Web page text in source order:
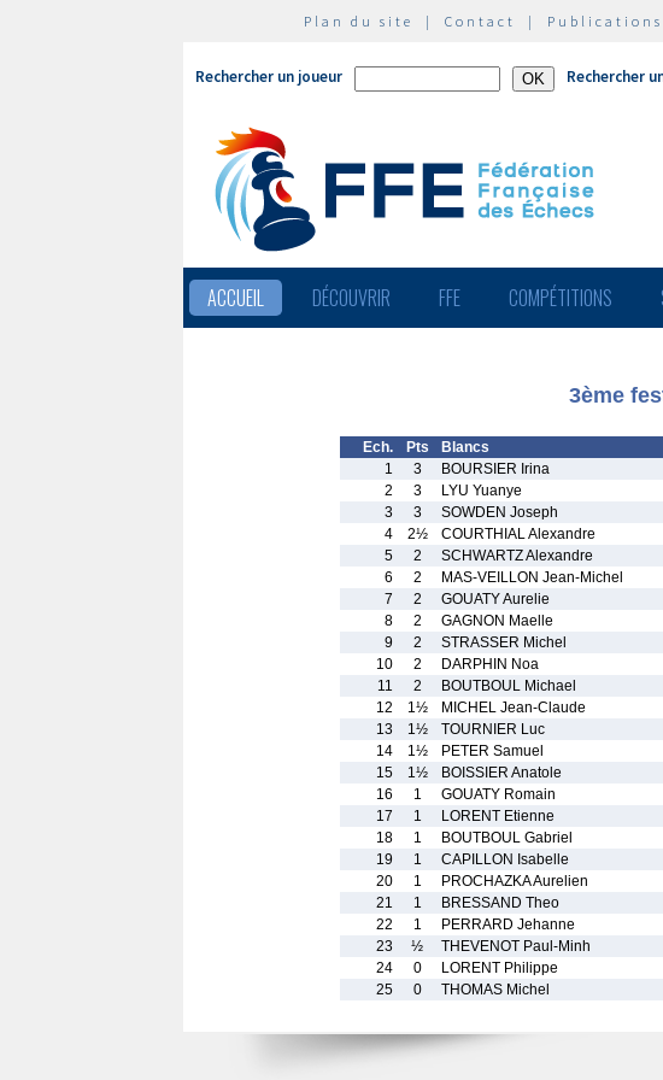
Plan du site | Contact | Publications
Rechercher un joueur Rechercher
ACCUEIL DÉCOUVRIR FFE COMPÉTITIONS
3ème
Ech. Pts Blancs
1
3 BOURSIER Irina
2
3 LYU Yuanye
3
3 SOWDEN Joseph
4
2½ COURTHIAL Alexandre
5
2 SCHWARTZ Alexandre
6
2 MAS-VEILLON Jean-Michel
7
2 GOUATY Aurelie
8
2 GAGNON Maelle
9
2 STRASSER Michel
10
2 DARPHIN Noa
11
2 BOUTBOUL Michael
12
1½ MICHEL Jean-Claude
13
1½ TOURNIER Luc
14
1½ PETER Samuel
15
1½ BOISSIER Anatole
16
1 GOUATY Romain
17
1 LORENT Etienne
18
1 BOUTBOUL Gabriel
19
1 CAPILLON Isabelle
20
1 PROCHAZKA Aurelien
21
1 BRESSAND Theo
22
1 PERRARD Jehanne
23
½ THEVENOT Paul-Minh
24
0 LORENT Philippe
25
0 THOMAS Michel